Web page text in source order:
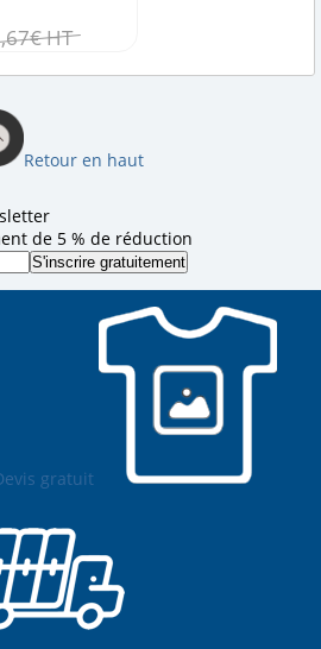
,67€HT
Retour en haut
de 5 % de réduction
gratuit